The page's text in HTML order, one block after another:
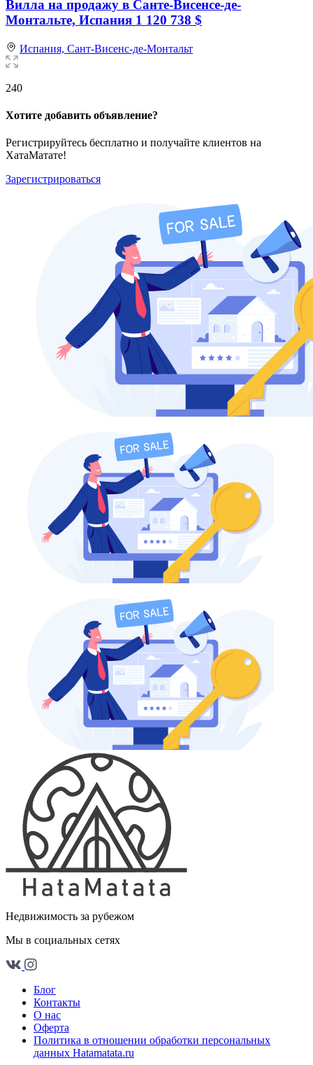
Вилла на продажу в Санте-Висенсе-де-
Монтальте, Испания 1 120 738 $
Испания, Сант-Висенс-де-Монтальт
240
Хотите добавить объявление?
Регистрируйтесь бесплатно и получайте клиентов на
ХатаМатате!
Зарегистрироваться
Недвижимость за рубежом
Мы в социальных сетях
Блог
Контакты
О нас
Оферта
Политика в отношении обработки персональных
данных Hatamatata.ru